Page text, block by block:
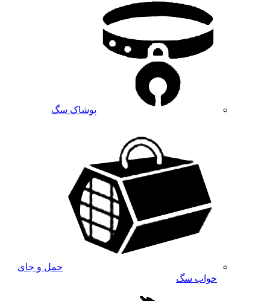
پوشاک سگ
حمل و جای
خواب سگ